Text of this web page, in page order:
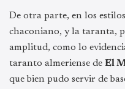
De otra parte, en los
chaconiano, y la taranta,
amplitud, como lo
taranto almeriense de El
que bien pudo servir de